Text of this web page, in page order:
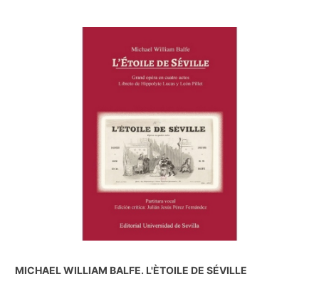
MICHAEL WILLIAM BALFE. L'ÈTOILE DE SÉVILLE